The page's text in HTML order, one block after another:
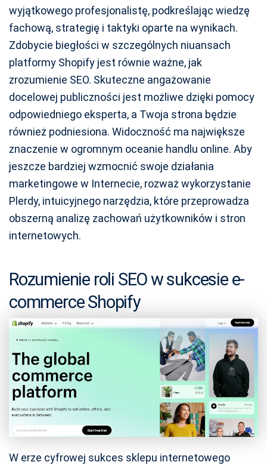
wyjątkowego profesjonalistę, podkreślając wiedzę
fachową, strategię i taktyki oparte na wynikach.
Zdobycie biegłości w szczególnych niuansach
platformy Shopify jest równie ważne, jak
zrozumienie SEO. Skuteczne angażowanie
docelowej publiczności jest możliwe dzięki pomocy
odpowiedniego eksperta, a Twoja strona będzie
również podniesiona. Widoczność ma największe
znaczenie w ogromnym oceanie handlu online. Aby
jeszcze bardziej wzmocnić swoje działania
marketingowe w Internecie, rozważ wykorzystanie
Plerdy, intuicyjnego narzędzia, które przeprowadza
obszerną analizę zachowań użytkowników i stron
internetowych.
Rozumienie roli SEO w sukcesie e-
commerce Shopify
W erze cyfrowej sukces sklepu internetowego